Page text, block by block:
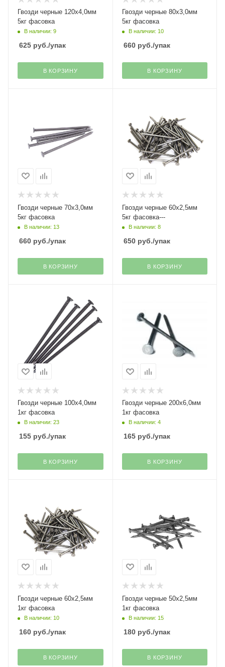
Гвозди черные 120х4,0мм
5кг фасовка
В наличии: 9
625 руб./упак
В КОРЗИНУ
Гвозди черные 80х3,0мм
5кг фасовка
В наличии: 10
660руб./упак
В КОРЗИНУ
Гвозди черные 70х3,0мм
5кг фасовка
В наличии: 13
660 руб./упак
В КОРЗИНУ
Гвозди черные 60х2,5мм
5кг фасовка---
В наличии: 8
650руб./упак
В КОРЗИНУ
Гвозди черные 100х4,0мм
1кг фасовка
В наличии: 23
155 руб./упак
В КОРЗИНУ
Гвозди черные 200х6,0мм
1кг фасовка
В наличии: 4
165руб./упак
В КОРЗИНУ
Гвозди черные 60х2,5мм
1кг фасовка
В наличии: 10
160 руб./упак
В КОРЗИНУ
Гвозди черные 50х2,5мм
1кг фасовка
В наличии: 15
180руб./упак
В КОРЗИНУ